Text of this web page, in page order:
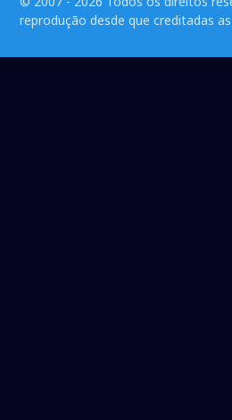
reprodução desde que creditadas